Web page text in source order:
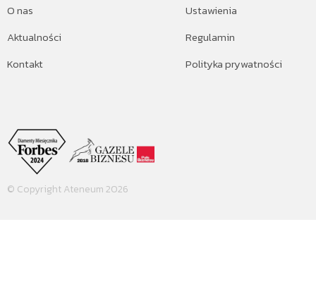
O nas
Aktualności
Kontakt
Ustawienia
Regulamin
Polityka prywatności
© Copyright Ateneum 2026